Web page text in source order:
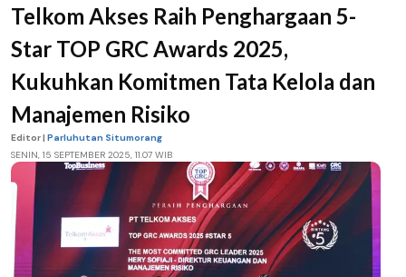
Telkom Akses Raih Penghargaan 5-
Star TOP GRC Awards 2025,
Kukuhkan Komitmen Tata Kelola dan
Manajemen Risiko
Editor | Parluhutan Situmorang
SENIN, 15 SEPTEMBER 2025, 11.07 WIB